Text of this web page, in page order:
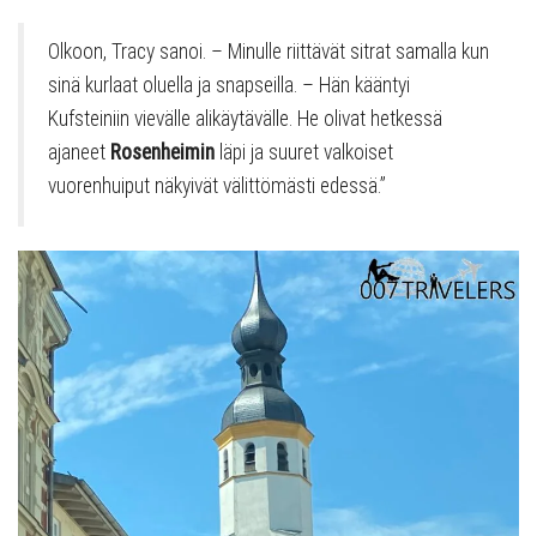
Olkoon, Tracy sanoi. – Minulle riittävät sitrat samalla kun
sinä kurlaat oluella ja snapseilla. – Hän kääntyi
Kufsteiniin vievälle alikäytävälle. He olivat hetkessä
ajaneet Rosenheimin läpi ja suuret valkoiset
vuorenhuiput näkyivät välittömästi edessä.”